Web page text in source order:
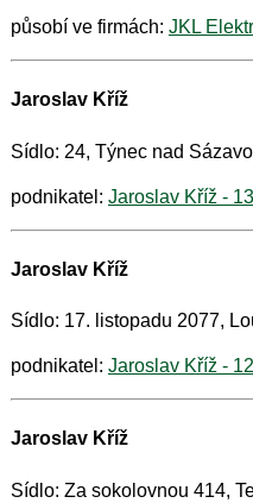
působí ve firmách: JKL
Jaroslav Kříž
Sídlo: 24, Týnec nad
podnikatel: Jaroslav Kříž -
Jaroslav Kříž
Sídlo: 17. listopadu 2077,
podnikatel: Jaroslav Kříž -
Jaroslav Kříž
Sídlo: Za sokolovnou 414,